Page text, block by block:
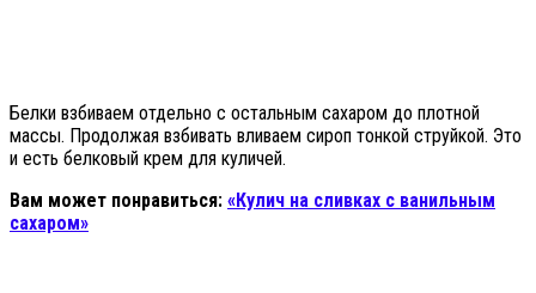
Белки взбиваем отдельно с остальным сахаром до плотной
массы. Продолжая взбивать вливаем сироп тонкой струйкой. Это
и есть белковый крем для куличей.
Вам может понравиться: «Кулич на сливках с ванильным
сахаром»